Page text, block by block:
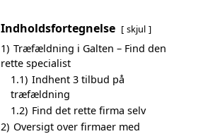
Indholdsfortegnelse skjul
1) Træfældning i Galten – Find den
rette specialist
1.1) Indhent 3 tilbud på
træfældning
1.2) Find det rette firma selv
2) Oversigt over firmaer med